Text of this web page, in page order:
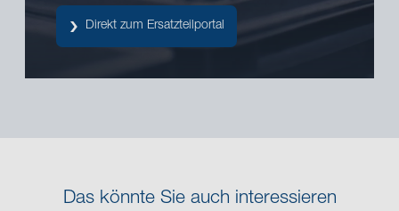
Direkt zum Ersatzteilportal
Das könnte Sie auch interessieren